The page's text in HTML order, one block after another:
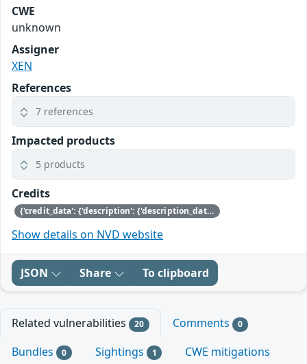
CWE
unknown
Assigner
XEN
References
7 references
Impacted products
5 products
Credits
{'credit_data': {'description': {'description_data': [{'lang': 'eng', 'value': 'This issue was discovered by Andrew Cooper of Citrix.'}]}}}
Show details on NVD website
JSON Share To clipboard
Related vulnerabilities 20 Comments 0
Bundles 0 Sightings 1
CWE mitigations